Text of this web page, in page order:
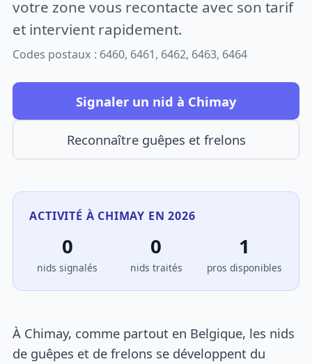
votre zone vous recontacte avec son tarif
et intervient rapidement.
Codes postaux : 6460, 6461, 6462, 6463, 6464
Signaler un nid à Chimay
Reconnaître guêpes et frelons
ACTIVITÉ À CHIMAY EN 2026
0
nids signalés
0
nids traités
1
pros disponibles
À Chimay, comme partout en Belgique, les nids
de guêpes et de frelons se développent du